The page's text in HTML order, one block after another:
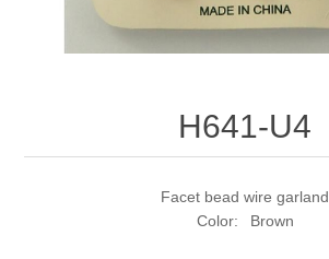
H641-U4
Facet bead wire garland
Color: Brown